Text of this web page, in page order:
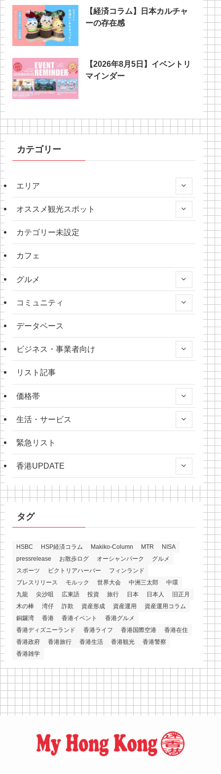
【経済コラム】日本カルチャ
ーの存在感
【2026年8月5日】イベントリ
マインダー
カテゴリー
エリア
オススメ観光スポット
カテゴリー未設定
カフェ
グルメ
コミュニティ
データベース
ビジネス・事業者向け
リスト記事
価格帯
生活・サービス
緊急リスト
香港UPDATE
タグ
HSBC HSP経済コラム Makiko-Column MTR
NISA
pressrelease
お散歩ログ オーシャンパーク
グルメ
スポーツ
ビクトリアハーバー
フィンランド
プレスリリース
モルック 世界大会 中洲三太郎
中環
九龍
尖沙咀 広東語 投資 旅行 日本 日本人
旧正月
木の棒
湾仔 詐欺 資産形成 資産運用
資産運用コラム
銅鑼湾
香港 香港イベント
香港グルメ
香港ディズニーランド
香港ライフ 香港国際空港
香港在住
香港政府
香港旅行 香港生活 香港観光
香港警察
香港雑学